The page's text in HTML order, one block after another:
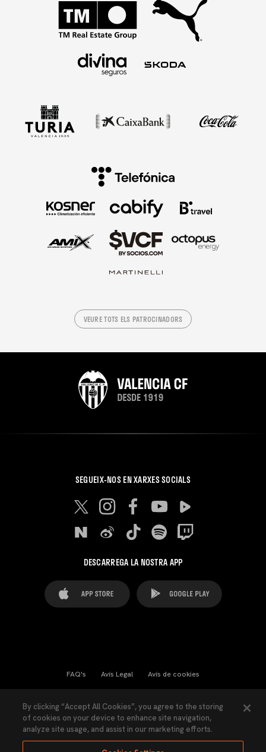
VEURE TOTS ELS PATROCINADORS
SEGUEIX-NOS EN XARXES SOCIALS
DESCARREGA LA NOSTRA APP
FAQ's Avís Legal Avís de cookies
Llei de Transparència Política de Privacitat
Accessibilitat
By clicking “Accept All Cookies”, you agree to the storing
of cookies on your device to enhance site navigation,
analyze site usage, and assist in our marketing efforts.